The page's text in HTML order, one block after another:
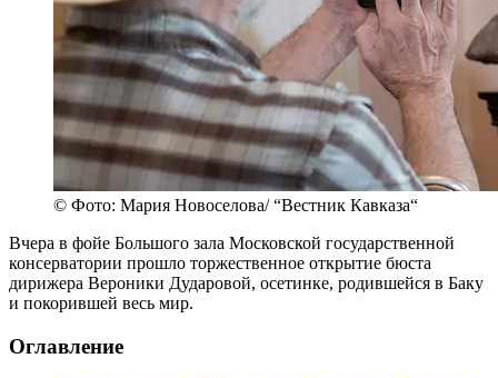
© Фото: Мария Новоселова/ “Вестник Кавказа“
Вчера в фойе Большого зала Московской государственной
консерватории прошло торжественное открытие бюста
дирижера Вероники Дударовой, осетинке, родившейся в Баку
и покорившей весь мир.
Оглавление